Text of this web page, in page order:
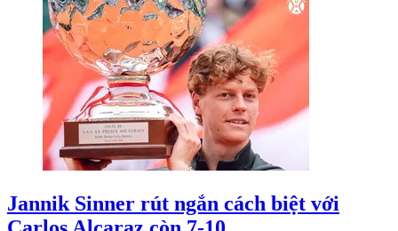
Jannik Sinner rút ngắn cách biệt với